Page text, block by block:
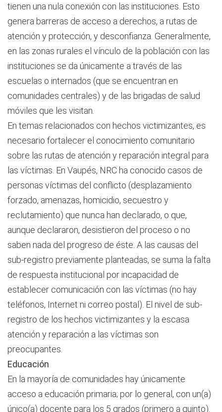
tienen una nula conexión con las instituciones. Esto
genera barreras de acceso a derechos, a rutas de
atención y protección, y desconfianza. Generalmente,
en las zonas rurales el vínculo de la población con las
instituciones se da únicamente a través de las
escuelas o internados (que se encuentran en
comunidades centrales) y de las brigadas de salud
móviles que les visitan.
En temas relacionados con hechos victimizantes, es
necesario fortalecer el conocimiento comunitario
sobre las rutas de atención y reparación integral para
las víctimas. En Vaupés, NRC ha conocido casos de
personas víctimas del conflicto (desplazamiento
forzado, amenazas, homicidio, secuestro y
reclutamiento) que nunca han declarado, o que,
aunque declararon, desistieron del proceso o no
saben nada del progreso de éste. A las causas del
sub-registro previamente planteadas, se suma la falta
de respuesta institucional por incapacidad de
establecer comunicación con las víctimas (no hay
teléfonos, Internet ni correo postal). El nivel de sub-
registro de los hechos victimizantes y la escasa
atención y reparación a las víctimas son
preocupantes.
Educación
En la mayoría de comunidades hay únicamente
acceso a educación primaria; por lo general, con un(a)
único(a) docente para los 5 grados (primero a quinto).